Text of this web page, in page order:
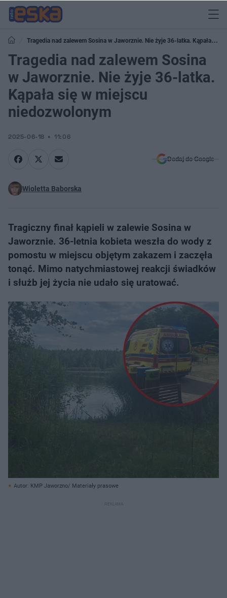
Tragedia nad zalewem Sosina w Jaworznie. Nie żyje 36-latka. Kąpała się
w miejscu niedozwolonym
Tragedia nad zalewem Sosina
w Jaworznie. Nie żyje 36-latka.
Kąpała się w miejscu
niedozwolonym
2025-06-18 11:06
Dodaj do Google
Wioletta Baborska
Tragiczny finał kąpieli w zalewie Sosina w
Jaworznie. 36-letnia kobieta weszła do wody z
pomostu w miejscu objętym zakazem i zaczęła
tonąć. Mimo natychmiastowej reakcji świadków
i służb jej życia nie udało się uratować.
Autor: KMP Jaworzno/ Materiały prasowe